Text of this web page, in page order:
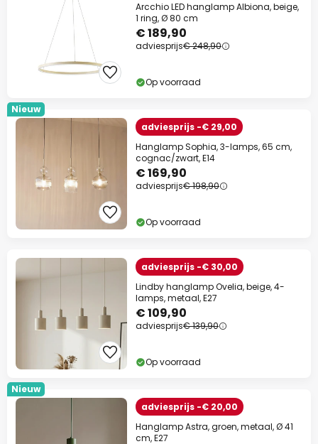
Arcchio LED hanglamp Albiona, beige,
1 ring, Ø 80 cm
€ 189,90
adviesprijs€ 248,90
Op voorraad
Nieuw
adviesprijs -€ 29,00
Hanglamp Sophia, 3-lamps, 65 cm,
cognac/zwart, E14
€ 169,90
adviesprijs€ 198,90
Op voorraad
adviesprijs -€ 30,00
Lindby hanglamp Ovelia, beige, 4-
lamps, metaal, E27
€ 109,90
adviesprijs€ 139,90
Op voorraad
Nieuw
adviesprijs -€ 20,00
Hanglamp Astra, groen, metaal, Ø 41
cm, E27